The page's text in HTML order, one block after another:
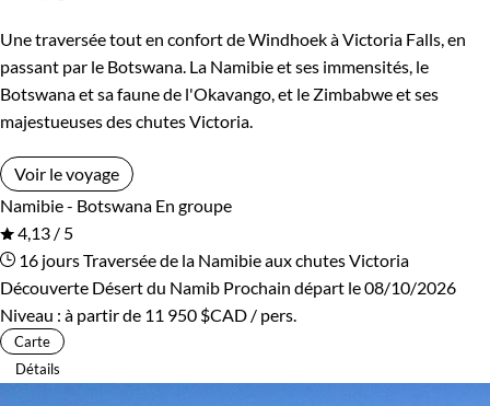
Environnement
Brousse et Savane
Une traversée tout en confort de Windhoek à Victoria Falls, en
passant par le Botswana. La Namibie et ses immensités, le
Botswana et sa faune de l'Okavango, et le Zimbabwe et ses
majestueuses des chutes Victoria.
Voir le voyage
Namibie - Botswana En groupe
4,13 / 5
16 joursTraversée de la Namibie aux chutes Victoria
Découverte Désert du Namib Prochain départ le 08/10/2026
Niveau : à partir de 11 950 $CAD / pers.
Carte
Détails